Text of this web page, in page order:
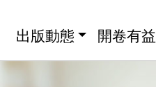
出版動態 開卷有益